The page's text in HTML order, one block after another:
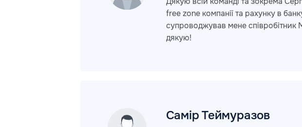
free zone компанії та рахунку в
супроводжував мене
дякую!
СамірТеймуразов